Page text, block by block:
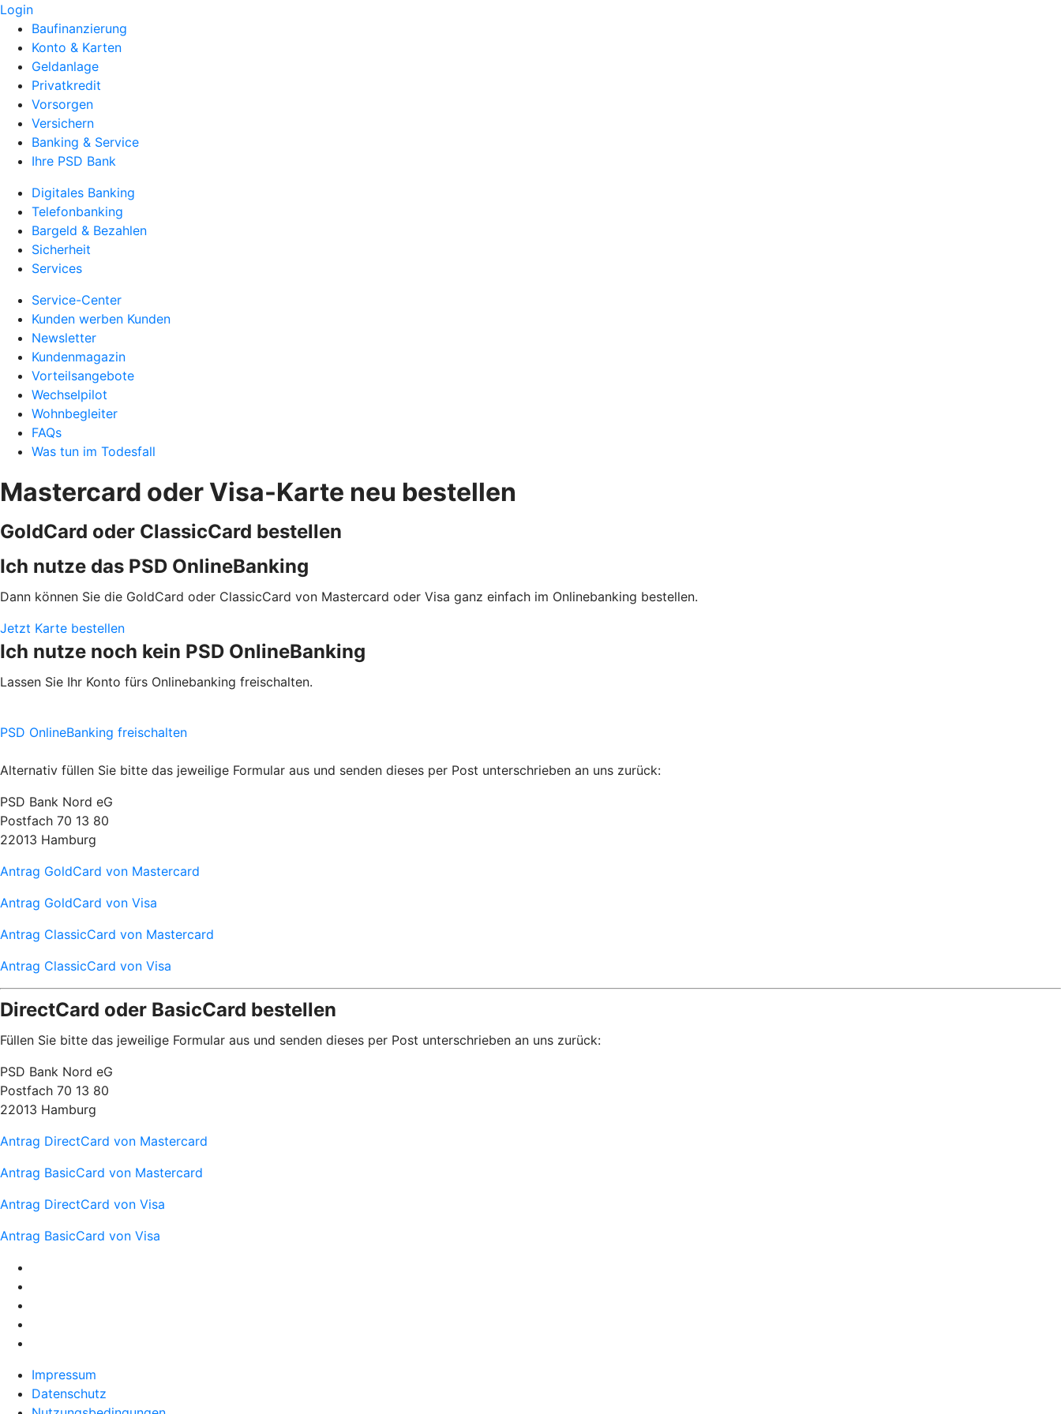
Login
Baufinanzierung
Konto & Karten
Geldanlage
Privatkredit
Vorsorgen
Versichern
Banking & Service
Ihre PSD Bank
Digitales Banking
Telefonbanking
Bargeld & Bezahlen
Sicherheit
Services
Service-Center
Kunden werben Kunden
Newsletter
Kundenmagazin
Vorteilsangebote
Wechselpilot
Wohnbegleiter
FAQs
Was tun im Todesfall
Mastercard oder Visa-Karte neu bestellen
GoldCard oder ClassicCard bestellen
Ich nutze das PSD OnlineBanking
Dann können Sie die GoldCard oder ClassicCard von Mastercard oder Visa ganz einfach im Onlinebanking bestellen.
Jetzt Karte bestellen
Ich nutze noch kein PSD OnlineBanking
Lassen Sie Ihr Konto fürs Onlinebanking freischalten.
PSD OnlineBanking freischalten
Alternativ füllen Sie bitte das jeweilige Formular aus und senden dieses per Post unterschrieben an uns zurück:
PSD Bank Nord eG
Postfach 70 13 80
22013 Hamburg
Antrag GoldCard von Mastercard
Antrag GoldCard von Visa
Antrag ClassicCard von Mastercard
Antrag ClassicCard von Visa
DirectCard oder BasicCard bestellen
Füllen Sie bitte das jeweilige Formular aus und senden dieses per Post unterschrieben an uns zurück:
PSD Bank Nord eG
Postfach 70 13 80
22013 Hamburg
Antrag DirectCard von Mastercard
Antrag BasicCard von Mastercard
Antrag DirectCard von Visa
Antrag BasicCard von Visa
Impressum
Datenschutz